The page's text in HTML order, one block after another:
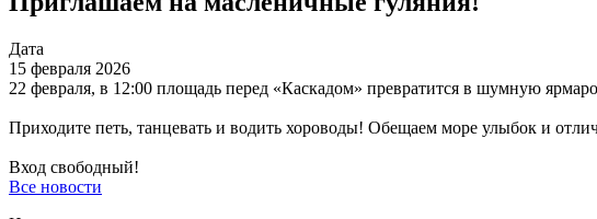
Дата
15 февраля 2026
22 февраля, в 12:00 площадь перед «Каскадом» превратится в шумную
Приходите петь, танцевать и водить хороводы! Обещаем море улыбок и
Вход свободный!
Все новости